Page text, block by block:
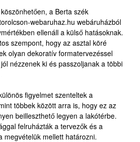
a Berta szék
webaruhaz.hu webáruházból
ellenáll a külső hatásoknak.
szempont, hogy az asztal köré
olyan dekoratív formatervezéssel
nézzenek ki és passzoljanak a többi
figyelmet szenteltek a
többek között arra is, hogy ez az
beilleszthető legyen a lakótérbe.
felruházták a tervezők és a
megvételük mellett határozni.